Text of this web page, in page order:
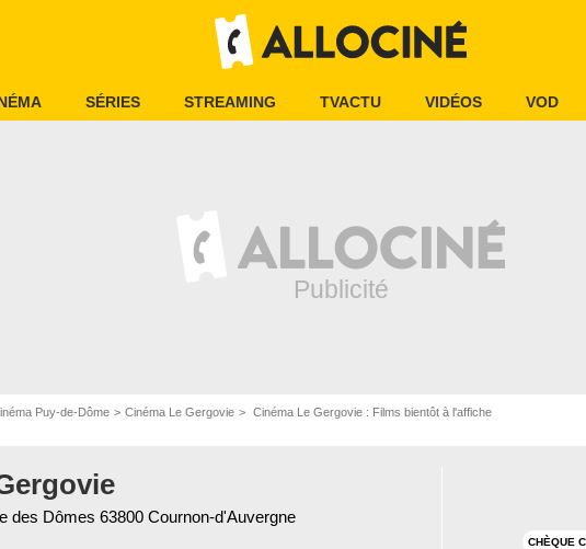
SÉRIES STREAMING TVACTU VIDÉOS VOD
Puy-de-Dôme Cinéma Le Gergovie Cinéma Le Gergovie : Films bientôt à l'affiche
des Dômes 63800 Cournon-d'Auvergne
CHÈQUE